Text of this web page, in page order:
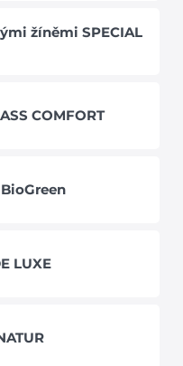
žíněmi SPECIAL
COMFORT
LUXE